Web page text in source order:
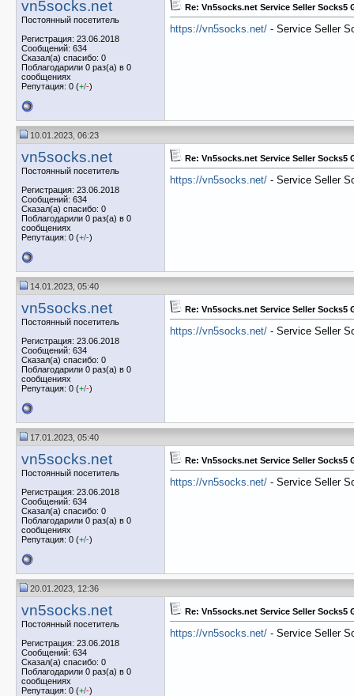
vn5socks.net
Постоянный посетитель
Регистрация: 23.06.2018
Сообщений: 634
Сказал(а) спасибо: 0
Поблагодарили 0 раз(а) в 0
сообщениях
Репутация: 0 (+/-)
Re: Vn5socks.net Service Seller Socks5
https://vn5socks.net/ - Service Seller
10.01.2023, 06:23
vn5socks.net
Постоянный посетитель
Регистрация: 23.06.2018
Сообщений: 634
Сказал(а) спасибо: 0
Поблагодарили 0 раз(а) в 0
сообщениях
Репутация: 0 (+/-)
Re: Vn5socks.net Service Seller Socks5
https://vn5socks.net/ - Service Seller
14.01.2023, 05:40
vn5socks.net
Постоянный посетитель
Регистрация: 23.06.2018
Сообщений: 634
Сказал(а) спасибо: 0
Поблагодарили 0 раз(а) в 0
сообщениях
Репутация: 0 (+/-)
Re: Vn5socks.net Service Seller Socks5
https://vn5socks.net/ - Service Seller
17.01.2023, 05:40
vn5socks.net
Постоянный посетитель
Регистрация: 23.06.2018
Сообщений: 634
Сказал(а) спасибо: 0
Поблагодарили 0 раз(а) в 0
сообщениях
Репутация: 0 (+/-)
Re: Vn5socks.net Service Seller Socks5
https://vn5socks.net/ - Service Seller
20.01.2023, 12:36
vn5socks.net
Постоянный посетитель
Регистрация: 23.06.2018
Сообщений: 634
Сказал(а) спасибо: 0
Поблагодарили 0 раз(а) в 0
сообщениях
Репутация: 0 (+/-)
Re: Vn5socks.net Service Seller Socks5
https://vn5socks.net/ - Service Seller